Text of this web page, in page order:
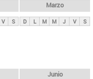
V S
Marzo
D L M M J V S
Junio